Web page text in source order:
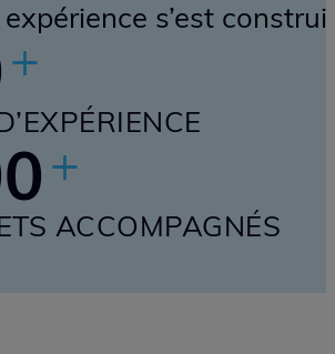
proches du
par les
mécatroniques et les
technologiques,
et son expérience
des industriels.